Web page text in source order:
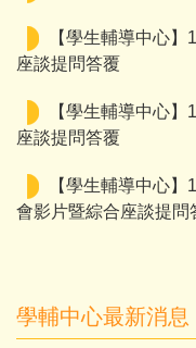
【學生輔導中心
座談提問答覆
【學生輔導中心
座談提問答覆
【學生輔導中心
會影片暨綜合座談提問
學輔中心最新消息